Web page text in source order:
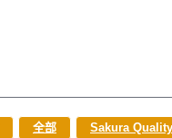
全部 Sakura Quality